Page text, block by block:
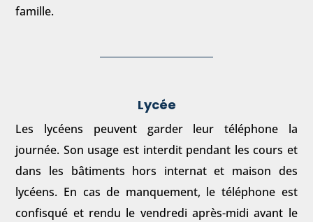
famille.
Lycée
Les lycéens peuvent garder leur téléphone la
journée. Son usage est interdit pendant les cours et
dans les bâtiments hors internat et maison des
lycéens. En cas de manquement, le téléphone est
confisqué et rendu le vendredi après-midi avant le